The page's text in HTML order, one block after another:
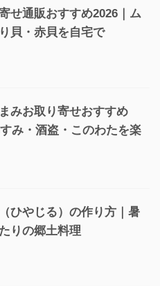
せ通販おすすめ2026｜ム
貝・赤貝を自宅で
みお取り寄せおすすめ
み・酒盗・このわたを楽
ひやじる）の作り方｜暑
りの郷土料理